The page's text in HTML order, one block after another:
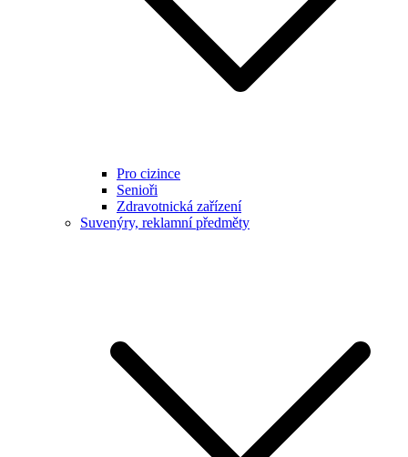
Pro cizince
Senioři
Zdravotnická zařízení
Suvenýry, reklamní předměty